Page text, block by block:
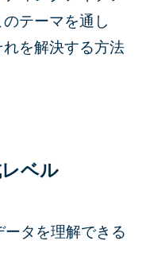
テーマを通し
を解決する方法
ベル
タを理解できる